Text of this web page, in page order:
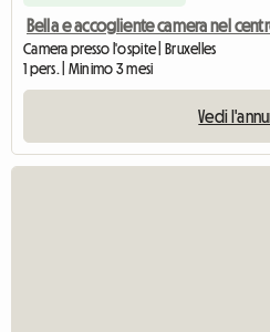
Bella e accogliente camera nel
Camera presso l'ospite | Bruxelles
1 pers. | Minimo 3 mesi
Vedi